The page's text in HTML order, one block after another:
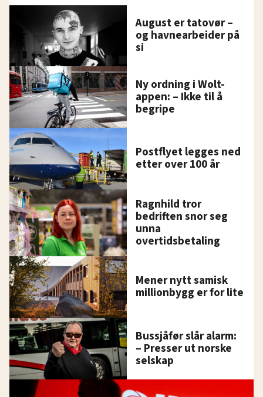
August er tatovør –
og havnearbeider på
si
Ny ordning i Wolt-
appen: – Ikke til å
begripe
Postflyet legges ned
etter over 100 år
Ragnhild tror
bedriften snor seg
unna
overtidsbetaling
Mener nytt samisk
millionbygg er for lite
Bussjåfør slår alarm:
– Presser ut norske
selskap